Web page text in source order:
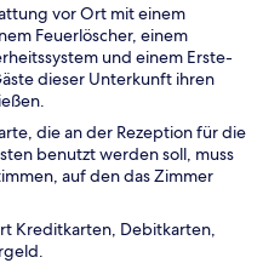
vor Ort mit einem
Feuerlöscher, einem
und einem Erste-
dieser Unterkunft ihren
die an der Rezeption für die
benutzt werden soll, muss
auf den das Zimmer
Kreditkarten, Debitkarten,